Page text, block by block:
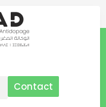
Contact